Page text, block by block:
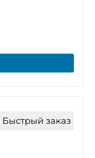
Быстрый заказ